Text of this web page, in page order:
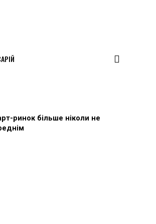
ринок більше ніколи не